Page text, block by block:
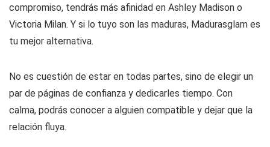
compromiso, tendrás más afinidad en Ashley Madison o
Victoria Milan. Y si lo tuyo son las maduras, Madurasglam es
tu mejor alternativa.
No es cuestión de estar en todas partes, sino de elegir un
par de páginas de confianza y dedicarles tiempo. Con
calma, podrás conocer a alguien compatible y dejar que la
relación fluya.